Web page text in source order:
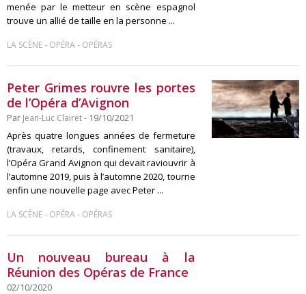
menée par le metteur en scène espagnol
trouve un allié de taille en la personne ...
LA SCÈNE- OPÉRA- OPÉRAS
Peter Grimes rouvre les portes
de l’Opéra d’Avignon
Par Jean-Luc Clairet- 19/10/2021
Après quatre longues années de fermeture
(travaux, retards, confinement sanitaire),
l’Opéra Grand Avignon qui devait raviouvrir à
l’automne 2019, puis à l’automne 2020, tourne
enfin une nouvelle page avec Peter ...
LA SCÈNE- OPÉRA- OPÉRAS
Un nouveau bureau à la
Réunion des Opéras de France
02/10/2020